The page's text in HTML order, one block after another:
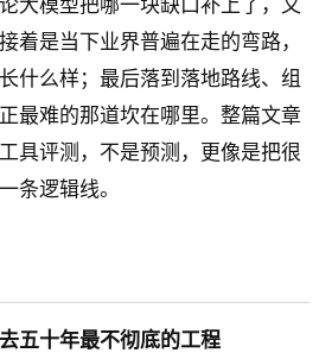
大模型把哪一块缺口补上了，又
着是当下业界普遍在走的弯路，
什么样；最后落到落地路线、组
最难的那道坎在哪里。整篇文章
具评测，不是预测，更像是把很
条逻辑线。
五十年最不彻底的工程